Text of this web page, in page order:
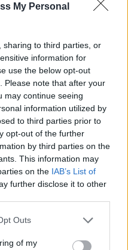
My Personal
sharing to third parties, or
information for
use the below opt-out
Please note that after your
may continue seeing
information utilized by
to third parties prior to
opt-out of the further
by third parties on the
This information may
on the IAB’s List of
further disclose it to other
uses one or more Google
You may click to
Outs
of my